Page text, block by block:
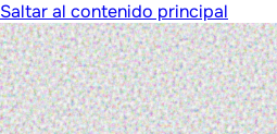
Saltar al contenido principal